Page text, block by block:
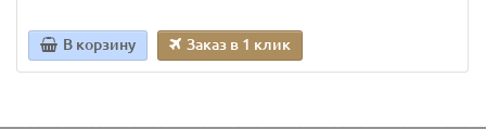
В корзину Заказ в 1 клик